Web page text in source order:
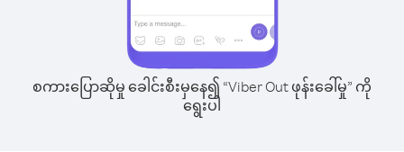
စကားပြောဆိုမှု ခေါင်းစီးမှနေ၍ “Viber Out ဖုန်းခေါ်မှု” ကို
ရွေးပါ